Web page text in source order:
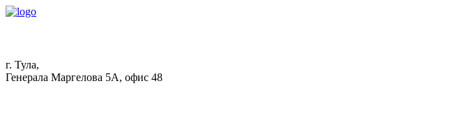
г. Тула,
Генерала Маргелова 5А, офис 48